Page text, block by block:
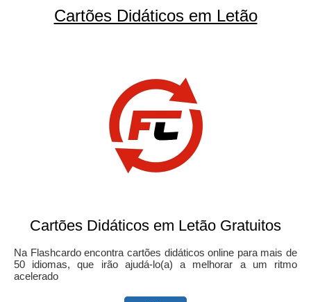
Cartões Didáticos em Letão
Cartões Didáticos em Letão Gratuitos
Na Flashcardo encontra cartões didáticos online para mais de
50 idiomas, que irão ajudá-lo(a) a melhorar a um ritmo
acelerado